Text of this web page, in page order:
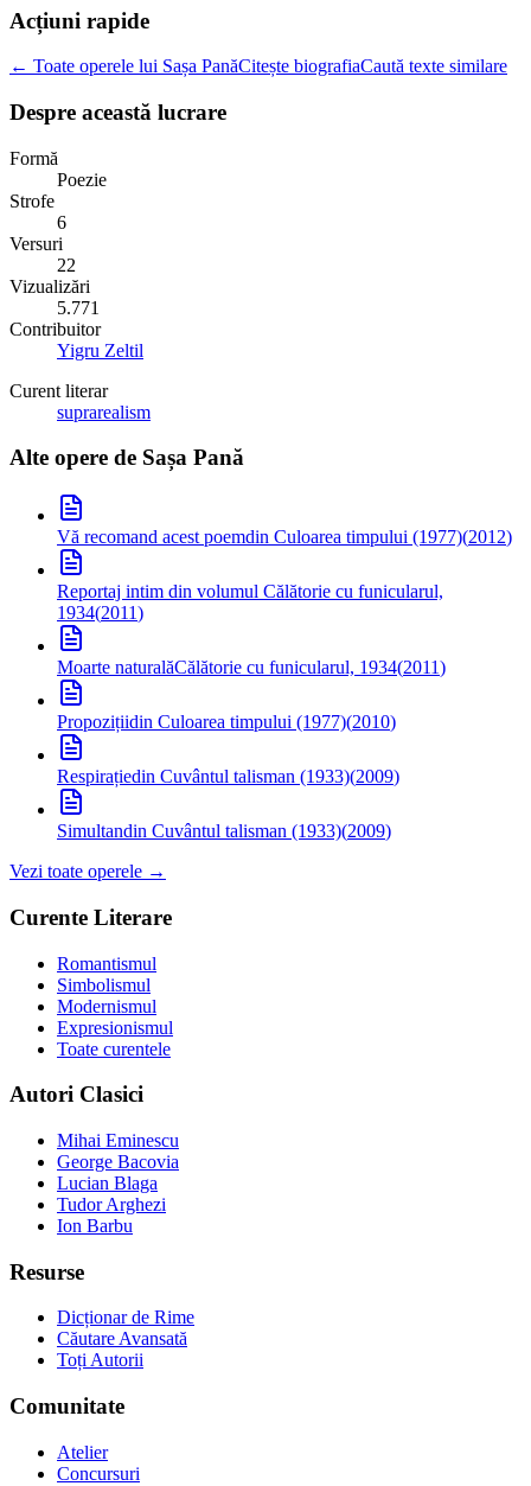
Acțiuni rapide
← Toate operele lui Sașa PanăCitește biografiaCaută texte similare
Despre această lucrare
Formă
Poezie
Strofe
6
Versuri
22
Vizualizări
5.771
Contribuitor
Yigru Zeltil
Curent literar
suprarealism
Alte opere de Sașa Pană
Vă recomand acest poemdin Culoarea timpului (1977)(2012)
Reportaj intim din volumul Călătorie cu funicularul,
1934(2011)
Moarte naturalăCălătorie cu funicularul, 1934(2011)
Propozițiidin Culoarea timpului (1977)(2010)
Respirațiedin Cuvântul talisman (1933)(2009)
Simultandin Cuvântul talisman (1933)(2009)
Vezi toate operele →
Curente Literare
Romantismul
Simbolismul
Modernismul
Expresionismul
Toate curentele
Autori Clasici
Mihai Eminescu
George Bacovia
Lucian Blaga
Tudor Arghezi
Ion Barbu
Resurse
Dicționar de Rime
Căutare Avansată
Toți Autorii
Comunitate
Atelier
Concursuri